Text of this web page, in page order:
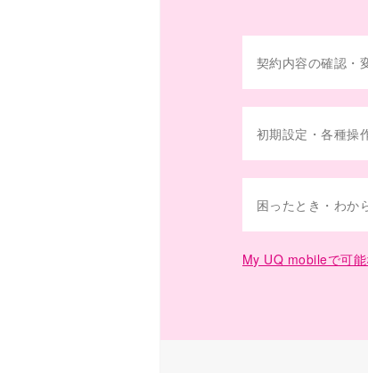
契約内容の確認・
初期設定・各種操
困ったとき・わか
My UQ mobileで可